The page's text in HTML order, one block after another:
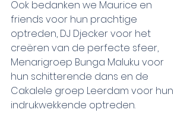
Ook bedanken we Maurice en
friends voor hun prachtige
optreden, DJ Djecker voor het
creëren van de perfecte sfeer,
Menarigroep Bunga Maluku voor
hun schitterende dans en de
Cakalele groep Leerdam voor hun
indrukwekkende optreden.